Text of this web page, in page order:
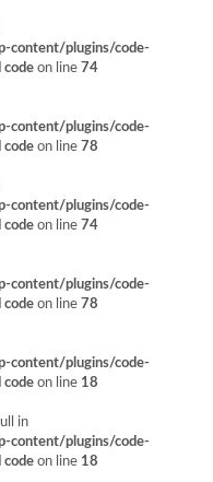
content/plugins/code-
code on line 74
content/plugins/code-
code on line 78
content/plugins/code-
code on line 74
content/plugins/code-
code on line 78
content/plugins/code-
code on line 18
in
content/plugins/code-
code on line 18